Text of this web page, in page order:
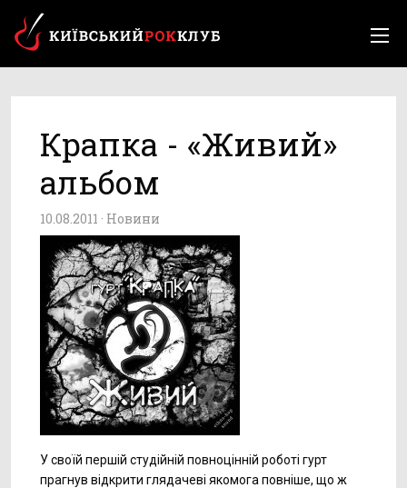
Крапка - «Живий»
альбом
10.08.2011 · Новини
У своїй першій студійній повноцінній роботі гурт
прагнув відкрити глядачеві якомога повніше, що ж